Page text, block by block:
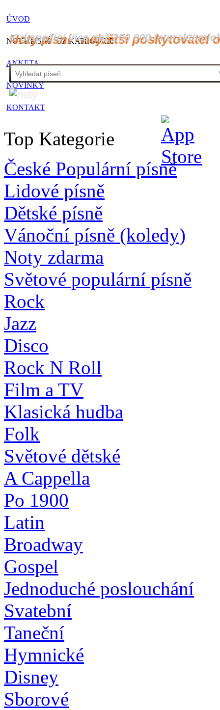
ÚVOD
NOTY PÍSNÍ - CZ KATEGORIE
ANKETA
NOVINKY
KONTAKT
Noty písní - největší poskytovatel
K dispozici více než 200 000
Top Kategorie
České Populární písně
Lidové písně
Dětské písně
Vánoční písně (koledy)
Noty zdarma
Světové populární písně
Rock
Jazz
Disco
Rock N Roll
Film a TV
Klasická hudba
Folk
Světové dětské
A Cappella
Po 1900
Latin
Broadway
Gospel
Jednoduché poslouchání
Svatební
Taneční
Hymnické
Disney
Sborové